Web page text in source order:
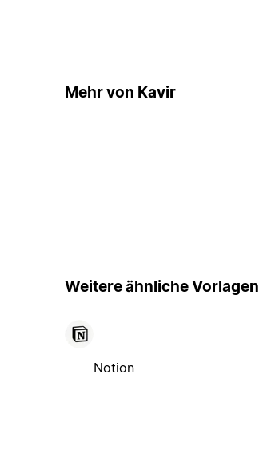
Mehr von Kavir
Weitere ähnliche Vorlagen
Notion